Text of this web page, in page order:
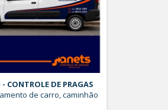
- CONTROLE DE PRAGAS
de carro, caminhão